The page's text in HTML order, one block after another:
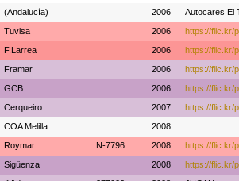
(Andalucía) 2006 Autocares El
Tuvisa 2006 https://flic.kr/
F.Larrea 2006 https://flic.kr/
Framar 2006 https://flic.kr/
GCB 2006 https://flic.kr/
Cerqueiro 2007 https://flic.kr/
COA Melilla 2008
Roymar N-7796 2008 https://flic.kr/
Sigüenza 2008 https://flic.kr/